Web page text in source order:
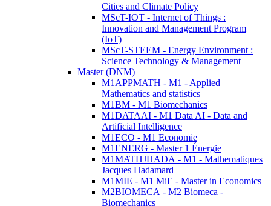
Cities and Climate Policy
MScT-IOT - Internet of Things :
Innovation and Management Program
(IoT)
MScT-STEEM - Energy Environment :
Science Technology & Management
Master (DNM)
M1APPMATH - M1 - Applied
Mathematics and statistics
M1BM - M1 Biomechanics
M1DATAAI - M1 Data AI - Data and
Artificial Intelligence
M1ECO - M1 Economie
M1ENERG - Master 1 Énergie
M1MATHJHADA - M1 - Mathematiques
Jacques Hadamard
M1MIE - M1 MiE - Master in Economics
M2BIOMECA - M2 Biomeca -
Biomechanics